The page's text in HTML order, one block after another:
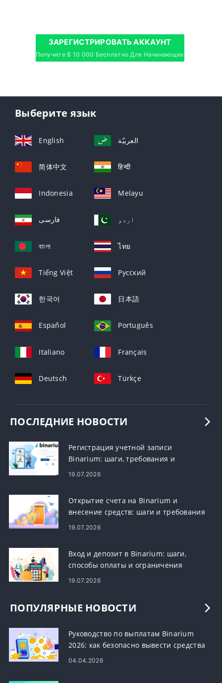
ЗАРЕГИСТРИРОВАТЬ АККАУНТ
Получите $ 10 000 Бесплатно Для Начинающих
Выберите язык
English العربيّة
简体中文 हिन्दी
Indonesia Melayu
فارسی اردو
বাংলা ไทย
Tiếng Việt Русский
한국어 日本語
Español Português
Italiano Français
Deutsch Türkçe
ПОСЛЕДНИЕ НОВОСТИ
Регистрация учетной записи
Binarium: шаги, требования и
регистрация
19.07.2026
Открытие счета на Binarium и
внесение средств: шаги и требования
19.07.2026
Вход и депозит в Binarium: шаги,
способы оплаты и ограничения
19.07.2026
ПОПУЛЯРНЫЕ НОВОСТИ
Руководство по выплатам Binarium
2026: как безопасно вывести средства
04.04.2026